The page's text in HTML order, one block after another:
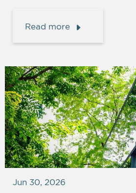
Read more
Jun 30, 2026